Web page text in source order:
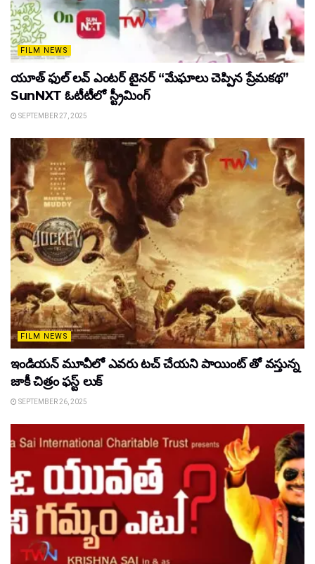
FILM NEWS
యూత్ ఫుల్ లవ్ ఎంటర్ టైనర్ “మేఘాలు చెప్పిన ప్రేమకథ”
SunNXT ఓటీటీలో స్ట్రీమింగ్
SEPTEMBER 27, 2025
FILM NEWS
ఇండియన్ మూవీలో ఎవరు టచ్ చేయని పాయింట్ తో వస్తున్న
జాకీ చిత్రం ఫస్ట్ లుక్
SEPTEMBER 26, 2025